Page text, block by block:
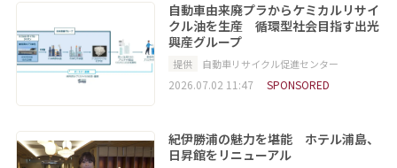
自動車由来廃プラからケミカルリサイ
クル油を生産 循環型社会目指す出光
興産グループ
提供 自動車リサイクル促進センター
2026.07.02 11:47 SPONSORED
紀伊勝浦の魅力を堪能 ホテル浦島、
日昇館をリニューアル